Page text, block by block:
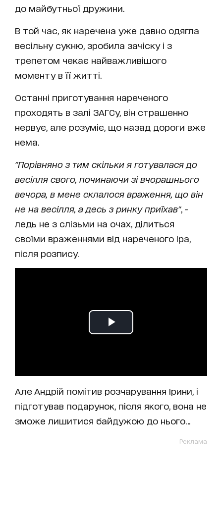
до майбутньої дружини.
В той час, як наречена уже давно одягла
весільну сукню, зробила зачіску і з
трепетом чекає найважливішого
моменту в її житті.
Останні приготування нареченого
проходять в залі ЗАГСу, він страшенно
нервує, але розуміє, що назад дороги вже
нема.
"Порівняно з тим скільки я готувалася до
весілля свого, починаючи зі вчорашнього
вечора, в мене склалося враження, що він
не на весілля, а десь з ринку приїхав", -
ледь не з слізьми на очах, ділиться
своїми враженнями від нареченого Іра,
після розпису.
Але Андрій помітив розчарування Ірини, і
підготував подарунок, після якого, вона не
зможе лишитися байдужою до нього…
Реклама